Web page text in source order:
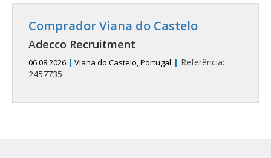
Comprador Viana do Castelo
Adecco Recruitment
06.08.2026 | Viana do Castelo, Portugal | Referência:
2457735